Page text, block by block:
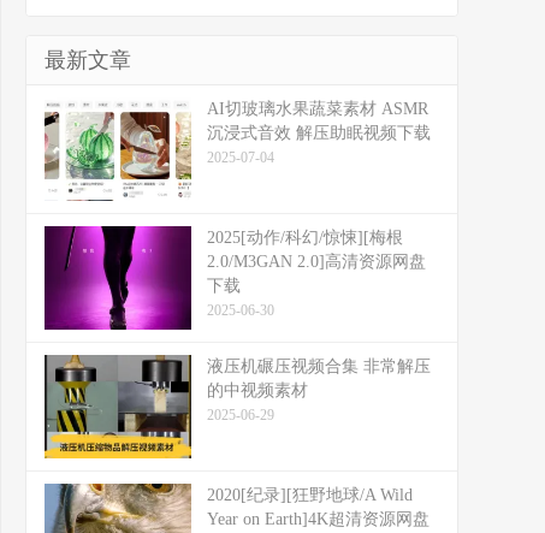
最新文章
​​AI切玻璃水果蔬菜素材 ASMR
沉浸式音效 解压助眠视频下载
2025-07-04
2025[动作/科幻/惊悚][梅根
2.0/M3GAN 2.0]高清资源网盘
下载
2025-06-30
液压机碾压视频合集 非常解压
的中视频素材
2025-06-29
2020[纪录][狂野地球/A Wild
Year on Earth]4K超清资源网盘